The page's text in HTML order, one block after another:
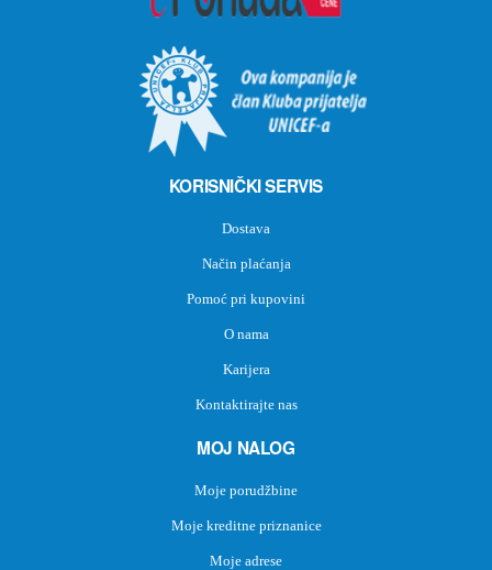
KORISNIČKI SERVIS
Dostava
Način plaćanja
Pomoć pri kupovini
O nama
Karijera
Kontaktirajte nas
MOJ NALOG
Moje porudžbine
Moje kreditne priznanice
Moje adrese